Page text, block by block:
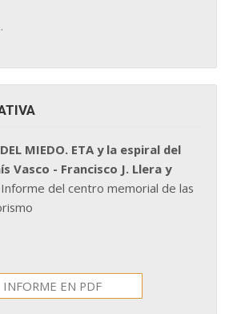
DEL MIEDO. ETA y la espiral del
Vasco - Francisco J. Llera y
Informe del centro memorial de las
INFORME EN PDF